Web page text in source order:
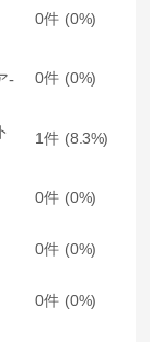
0 0
- 0 0
1 8.3
0 0
0 0
0 0